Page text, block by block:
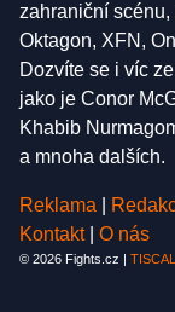
zahraniční
Oktagon, XFN,
Dozvíte se i víc
jako je Conor
Khabib
a mnoha dalších.
Reklama
Kontakt
O nás
© 2026 Fights.cz |